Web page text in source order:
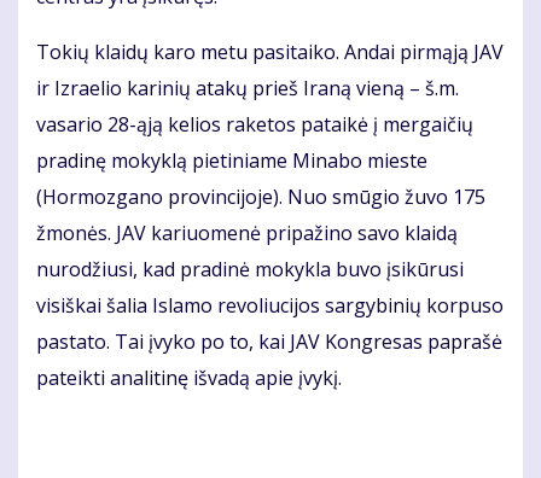
Tokių klaidų karo metu pasitaiko. Andai pirmąją JAV
ir Izraelio karinių atakų prieš Iraną vieną – š.m.
vasario 28-ąją kelios raketos pataikė į mergaičių
pradinę mokyklą pietiniame Minabo mieste
(Hormozgano provincijoje). Nuo smūgio žuvo 175
žmonės. JAV kariuomenė pripažino savo klaidą
nurodžiusi, kad pradinė mokykla buvo įsikūrusi
visiškai šalia Islamo revoliucijos sargybinių korpuso
pastato. Tai įvyko po to, kai JAV Kongresas paprašė
pateikti analitinę išvadą apie įvykį.